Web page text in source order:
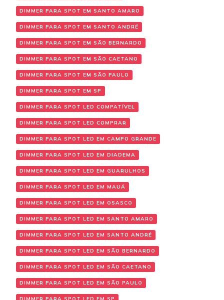
DIMMER PARA SPOT EM SANTO AMARO
DIMMER PARA SPOT EM SANTO ANDRÉ
DIMMER PARA SPOT EM SÃO BERNARDO
DIMMER PARA SPOT EM SÃO CAETANO
DIMMER PARA SPOT EM SÃO PAULO
DIMMER PARA SPOT EM SP
DIMMER PARA SPOT LED COMPATÍVEL
DIMMER PARA SPOT LED COMPRAR
DIMMER PARA SPOT LED EM CAMPO GRANDE
DIMMER PARA SPOT LED EM DIADEMA
DIMMER PARA SPOT LED EM GUARULHOS
DIMMER PARA SPOT LED EM MAUÁ
DIMMER PARA SPOT LED EM OSASCO
DIMMER PARA SPOT LED EM SANTO AMARO
DIMMER PARA SPOT LED EM SANTO ANDRÉ
DIMMER PARA SPOT LED EM SÃO BERNARDO
DIMMER PARA SPOT LED EM SÃO CAETANO
DIMMER PARA SPOT LED EM SÃO PAULO